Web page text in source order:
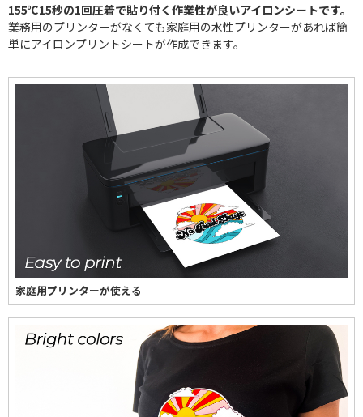
155℃15秒の1回圧着で貼り付く作業性が良いアイロンシートです。
業務用のプリンターがなくても家庭用の水性プリンターがあれば簡
単にアイロンプリントシートが作成できます。
家庭用プリンターが使える